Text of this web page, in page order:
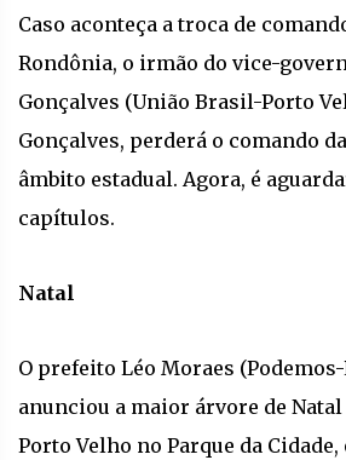
Caso aconteça a troca de
Rondônia, o irmão do vice-
Gonçalves (União Brasil-Porto
Gonçalves, perderá o comando
âmbito estadual. Agora, é
capítulos.
Natal
O prefeito Léo Moraes
anunciou a maior árvore de
Porto Velho no Parque da Cidade,